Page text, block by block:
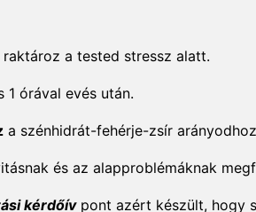
a tested stressz alatt.
1 órával evés után.
a szénhidrát-fehérje-zsír
és az alapproblémáknak
kérdőívpont azért készült, hogy